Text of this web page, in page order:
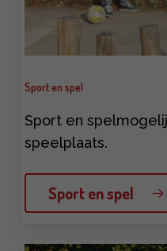
Sport en spel
Sport en
speelplaats.
Sport en spel